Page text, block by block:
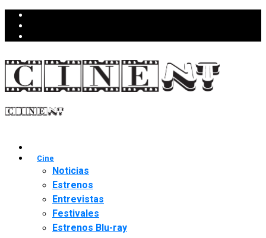
Cine
Noticias
Estrenos
Entrevistas
Festivales
Estrenos Blu-ray